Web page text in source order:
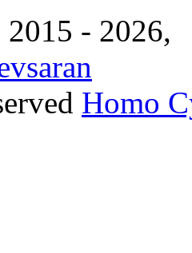
- 2026,
Homo